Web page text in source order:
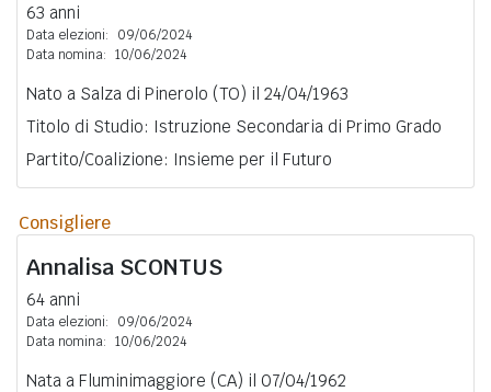
63 anni
Data elezioni:
09/06/2024
Data nomina: 10/06/2024
Nato a Salza di Pinerolo (TO) il 24/04/1963
Titolo di Studio: Istruzione Secondaria di Primo Grado
Partito/Coalizione: Insieme per il Futuro
Consigliere
Annalisa SCONTUS
64 anni
Data elezioni:
09/06/2024
Data nomina: 10/06/2024
Nata a Fluminimaggiore (CA) il 07/04/1962